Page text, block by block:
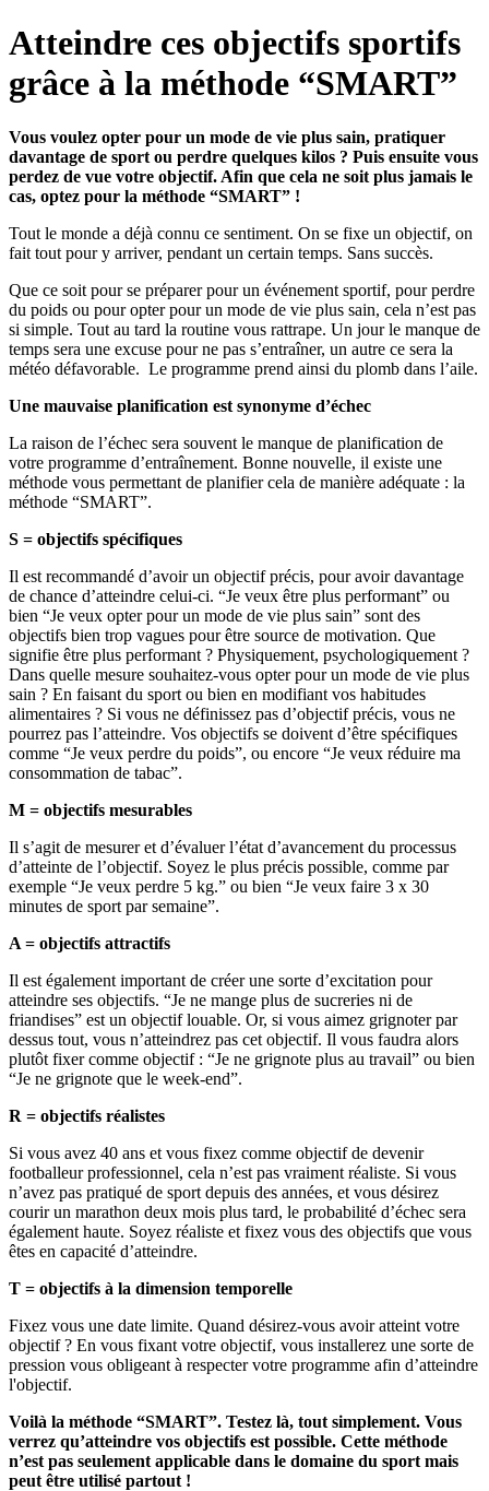
Atteindre ces objectifs sportifs
grâce à la méthode “SMART”
Vous voulez opter pour un mode de vie plus sain, pratiquer
davantage de sport ou perdre quelques kilos ? Puis ensuite vous
perdez de vue votre objectif. Afin que cela ne soit plus jamais le
cas, optez pour la méthode “SMART” !
Tout le monde a déjà connu ce sentiment. On se fixe un objectif, on
fait tout pour y arriver, pendant un certain temps. Sans succès.
Que ce soit pour se préparer pour un événement sportif, pour perdre
du poids ou pour opter pour un mode de vie plus sain, cela n’est pas
si simple. Tout au tard la routine vous rattrape. Un jour le manque de
temps sera une excuse pour ne pas s’entraîner, un autre ce sera la
météo défavorable. Le programme prend ainsi du plomb dans l’aile.
Une mauvaise planification est synonyme d’échec
La raison de l’échec sera souvent le manque de planification de
votre programme d’entraînement. Bonne nouvelle, il existe une
méthode vous permettant de planifier cela de manière adéquate : la
méthode “SMART”.
S = objectifs spécifiques
Il est recommandé d’avoir un objectif précis, pour avoir davantage
de chance d’atteindre celui-ci. “Je veux être plus performant” ou
bien “Je veux opter pour un mode de vie plus sain” sont des
objectifs bien trop vagues pour être source de motivation. Que
signifie être plus performant ? Physiquement, psychologiquement ?
Dans quelle mesure souhaitez-vous opter pour un mode de vie plus
sain ? En faisant du sport ou bien en modifiant vos habitudes
alimentaires ? Si vous ne définissez pas d’objectif précis, vous ne
pourrez pas l’atteindre. Vos objectifs se doivent d’être spécifiques
comme “Je veux perdre du poids”, ou encore “Je veux réduire ma
consommation de tabac”.
M = objectifs mesurables
Il s’agit de mesurer et d’évaluer l’état d’avancement du processus
d’atteinte de l’objectif. Soyez le plus précis possible, comme par
exemple “Je veux perdre 5 kg.” ou bien “Je veux faire 3 x 30
minutes de sport par semaine”.
A = objectifs attractifs
Il est également important de créer une sorte d’excitation pour
atteindre ses objectifs. “Je ne mange plus de sucreries ni de
friandises” est un objectif louable. Or, si vous aimez grignoter par
dessus tout, vous n’atteindrez pas cet objectif. Il vous faudra alors
plutôt fixer comme objectif : “Je ne grignote plus au travail” ou bien
“Je ne grignote que le week-end”.
R = objectifs réalistes
Si vous avez 40 ans et vous fixez comme objectif de devenir
footballeur professionnel, cela n’est pas vraiment réaliste. Si vous
n’avez pas pratiqué de sport depuis des années, et vous désirez
courir un marathon deux mois plus tard, le probabilité d’échec sera
également haute. Soyez réaliste et fixez vous des objectifs que vous
êtes en capacité d’atteindre.
T = objectifs à la dimension temporelle
Fixez vous une date limite. Quand désirez-vous avoir atteint votre
objectif ? En vous fixant votre objectif, vous installerez une sorte de
pression vous obligeant à respecter votre programme afin d’atteindre
l'objectif.
Voilà la méthode “SMART”. Testez là, tout simplement. Vous
verrez qu’atteindre vos objectifs est possible. Cette méthode
n’est pas seulement applicable dans le domaine du sport mais
peut être utilisé partout !